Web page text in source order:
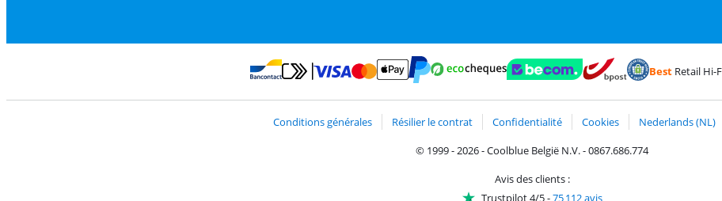
Payer avec MasterCard et Visa via ClickToPay
BestRetail Hi-
Conditions générales Résilier le contrat Confidentialité Cookies Nederlands (NL)
© 1999 - 2026 - Coolblue België N.V. - 0867.686.774
Avis des clients :
Trustpilot 4/5-75 112 avis